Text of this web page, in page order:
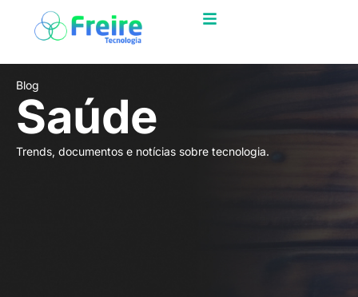
Blog
Saúde
Trends, documentos e notícias sobre tecnologia.